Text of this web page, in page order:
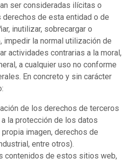
ser consideradas ilícitas o
de esta entidad o de
inutilizar, sobrecargar o
la normal utilización de
actividades contrarias a la moral,
a cualquier uso no conforme
En concreto y sin carácter
de los derechos de terceros
la protección de los datos
imagen, derechos de
entre otros).
contenidos de estos sitios web,